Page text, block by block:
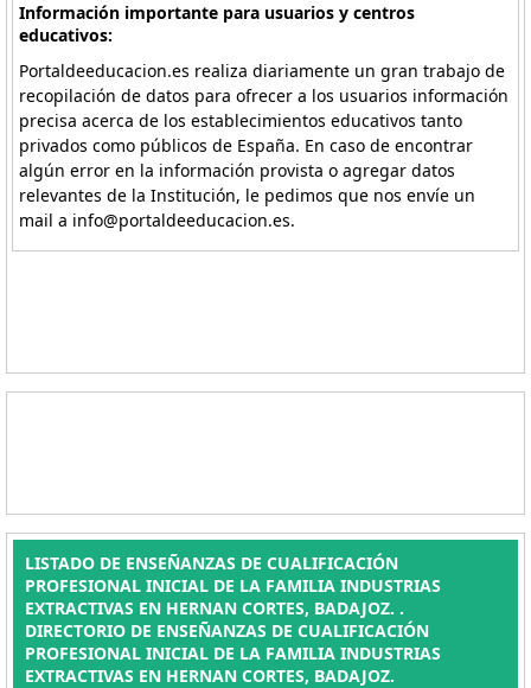
Información importante para usuarios y centros
educativos:
Portaldeeducacion.es realiza diariamente un gran trabajo de
recopilación de datos para ofrecer a los usuarios información
precisa acerca de los establecimientos educativos tanto
privados como públicos de España. En caso de encontrar
algún error en la información provista o agregar datos
relevantes de la Institución, le pedimos que nos envíe un
mail a info@portaldeeducacion.es.
LISTADO DE ENSEÑANZAS DE CUALIFICACIÓN
PROFESIONAL INICIAL DE LA FAMILIA INDUSTRIAS
EXTRACTIVAS EN HERNAN CORTES, BADAJOZ. .
DIRECTORIO DE ENSEÑANZAS DE CUALIFICACIÓN
PROFESIONAL INICIAL DE LA FAMILIA INDUSTRIAS
EXTRACTIVAS EN HERNAN CORTES, BADAJOZ.